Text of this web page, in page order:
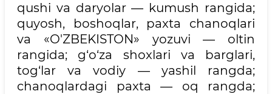
qushi va daryolar — kumush rangida;
quyosh, boshoqlar, paxta chanoqlari
va «O'ZBEKISTON» yozuvi — oltin
rangida; g‘o‘za shoxlari va barglari,
tog‘lar va vodiy — yashil rangda;
chanoqlardagi paxta — oq rangda;